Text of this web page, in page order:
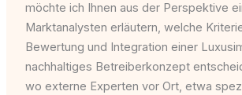
möchte ich Ihnen aus der Perspektive
Marktanalysten erläutern, welche
Bewertung und Integration einer
nachhaltiges Betreiberkonzept
wo externe Experten vor Ort, etwa